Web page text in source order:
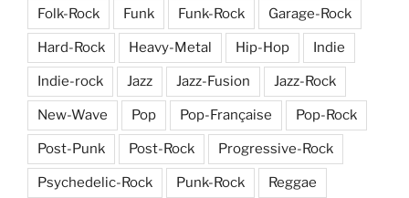
Folk-Rock Funk Funk-Rock Garage-Rock
Hard-Rock Heavy-Metal Hip-Hop Indie
Indie-rock Jazz Jazz-Fusion Jazz-Rock
New-Wave Pop Pop-Française Pop-Rock
Post-Punk Post-Rock Progressive-Rock
Psychedelic-Rock Punk-Rock Reggae